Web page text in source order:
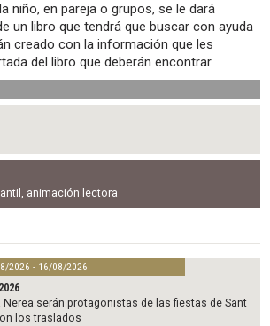
niño, en pareja o grupos, se le dará
un libro que tendrá que buscar con ayuda
creado con la información que les
del libro que deberán encontrar.
, animación lectora
2026 - 16/08/2026
Nerea serán protagonistas de las fiestas de Sant
los traslados